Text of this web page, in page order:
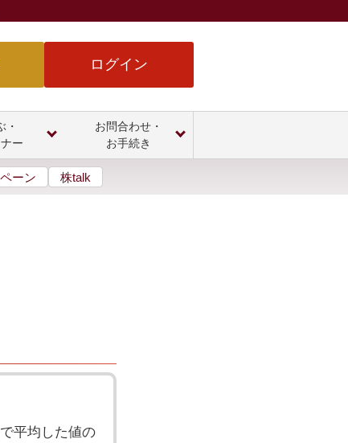
ログイン
・
ー
お問合わせ・
お手続き
ーン 株talk
平均した値の